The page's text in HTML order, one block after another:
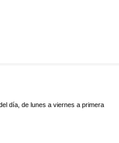
día, de lunes a viernes a primera